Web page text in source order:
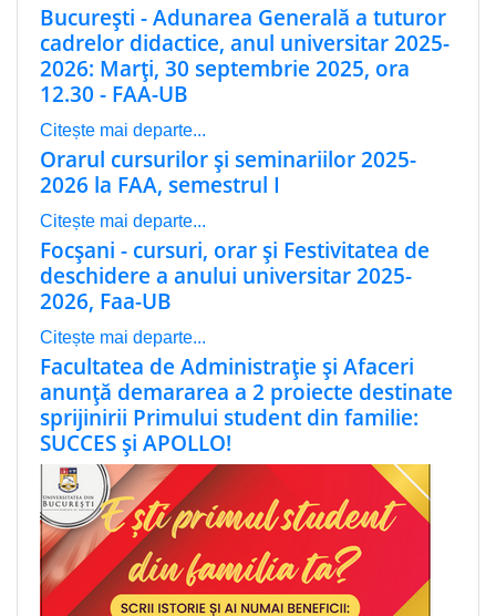
București - Adunarea Generală a tuturor
cadrelor didactice, anul universitar 2025-
2026: Marți, 30 septembrie 2025, ora
12.30 - FAA-UB
Citește mai departe...
Orarul cursurilor și seminariilor 2025-
2026 la FAA, semestrul I
Citește mai departe...
Focșani - cursuri, orar și Festivitatea de
deschidere a anului universitar 2025-
2026, Faa-UB
Citește mai departe...
Facultatea de Administrație și Afaceri
anunță demararea a 2 proiecte destinate
sprijinirii Primului student din familie:
SUCCES și APOLLO!